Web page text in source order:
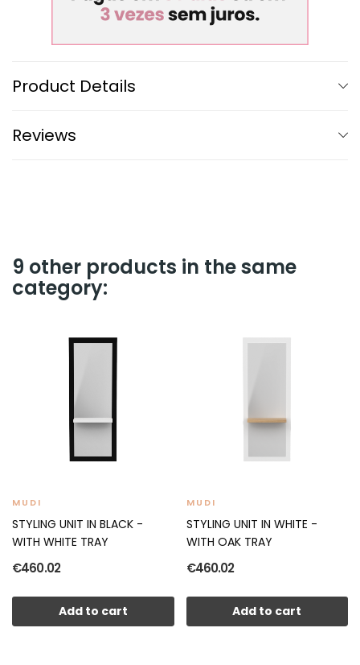
Product Details
Reviews
9 other products in the same
category:
MUDI
STYLING UNIT IN BLACK -
WITH WHITE TRAY
€460.02
Add to cart
MUDI
STYLING UNIT IN WHITE -
WITH OAK TRAY
€460.02
Add to cart